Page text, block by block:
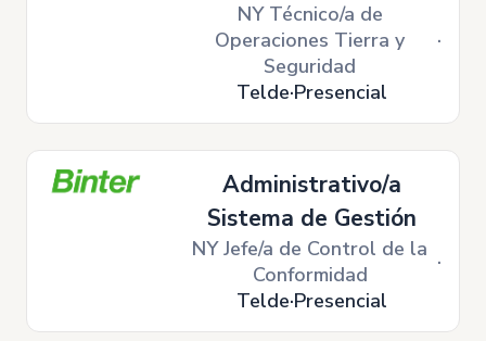
NY Técnico/a de
Operaciones Tierra y
Seguridad
Telde Presencial
Administrativo/a
Sistema de Gestión
NY Jefe/a de Control de la
Conformidad
Telde Presencial